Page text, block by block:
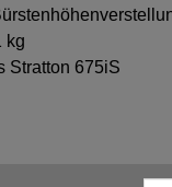
kg
Stratton 675iS